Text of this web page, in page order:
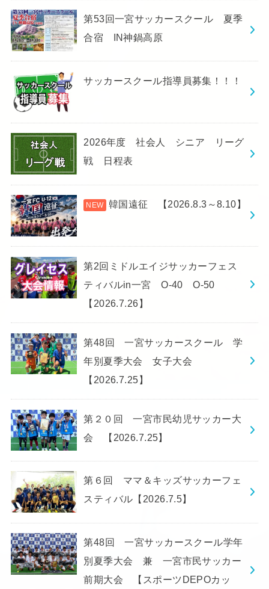
第53回一宮サッカースクール 夏季
合宿 IN神鍋高原
サッカースクール指導員募集！！！
2026年度 社会人 シニア リーグ
戦 日程表
韓国遠征 【2026.8.3～8.10】
第2回ミドルエイジサッカーフェス
ティバルin一宮 O-40 O-50
【2026.7.26】
第48回 一宮サッカースクール 学
年別夏季大会 女子大会
【2026.7.25】
第２０回 一宮市民幼児サッカー大
会 【2026.7.25】
第６回 ママ＆キッズサッカーフェ
スティバル【2026.7.5】
第48回 一宮サッカースクール学年
別夏季大会 兼 一宮市民サッカー
前期大会 【スポーツDEPOカッ